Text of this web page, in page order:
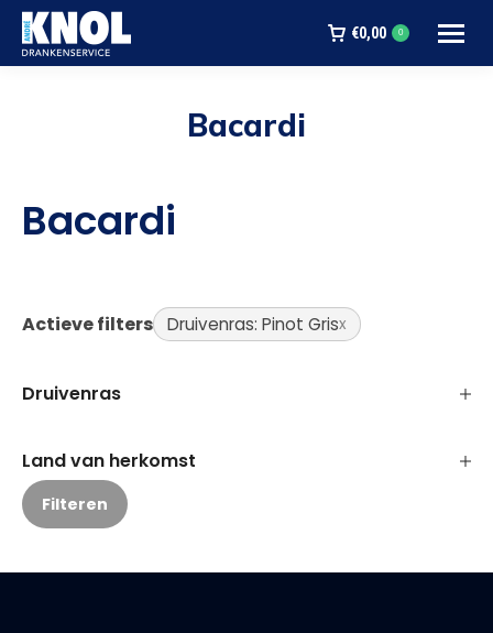
€0,00 0
Bacardi
Bacardi
Actieve filters Druivenras: Pinot Gris
Druivenras
Land van herkomst
Filteren